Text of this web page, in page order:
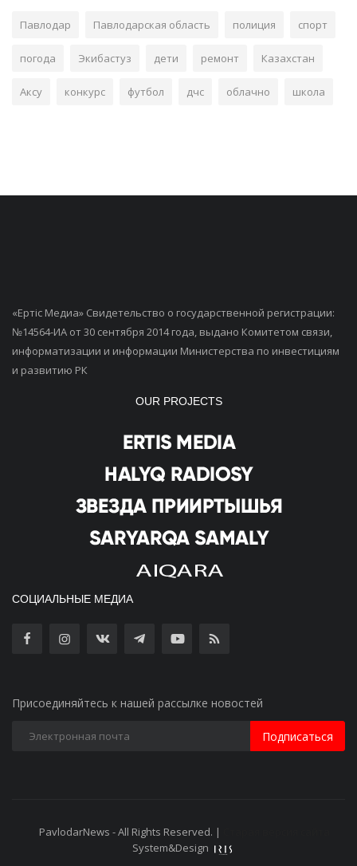
Павлодар Павлодарская область полиция спорт
погода Экибастуз дети ремонт Казахстан
Аксу конкурс футбол дчс облачно школа
«Ертiс Медиа» Свидетельство о государственной регистрации:
№14564-ИА от 30 сентября 2014 года, выдано Комитетом связи,
информатизации и информации Министерства по инвестициям
и развитию РК
OUR PROJECTS
СОЦИАЛЬНЫЕ МЕДИА
Присоединяйтесь к нашей рассылке новостей
Подписаться
PavlodarNews - All Rights Reserved. |
System&Design